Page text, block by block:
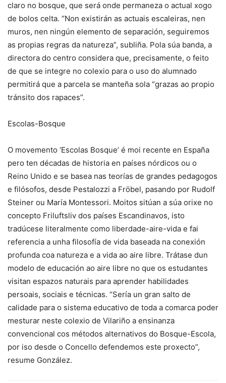
claro no bosque, que será onde permaneza o actual xogo
de bolos celta. “Non existirán as actuais escaleiras, nen
muros, nen ningún elemento de separación, seguiremos
as propias regras da natureza”, subliña. Pola súa banda, a
directora do centro considera que, precisamente, o feito
de que se integre no colexio para o uso do alumnado
permitirá que a parcela se manteña sola “grazas ao propio
tránsito dos rapaces”.
Escolas-Bosque
O movemento ‘Escolas Bosque’ é moi recente en España
pero ten décadas de historia en países nórdicos ou o
Reino Unido e se basea nas teorías de grandes pedagogos
e filósofos, desde Pestalozzi a Fröbel, pasando por Rudolf
Steiner ou María Montessori. Moitos sitúan a súa orixe no
concepto Friluftsliv dos países Escandinavos, isto
tradúcese literalmente como liberdade-aire-vida e fai
referencia a unha filosofía de vida baseada na conexión
profunda coa natureza e a vida ao aire libre. Trátase dun
modelo de educación ao aire libre no que os estudantes
visitan espazos naturais para aprender habilidades
persoais, sociais e técnicas. “Sería un gran salto de
calidade para o sistema educativo de toda a comarca poder
mesturar neste colexio de Vilariño a ensinanza
convencional cos métodos alternativos do Bosque-Escola,
por iso desde o Concello defendemos este proxecto”,
resume González.